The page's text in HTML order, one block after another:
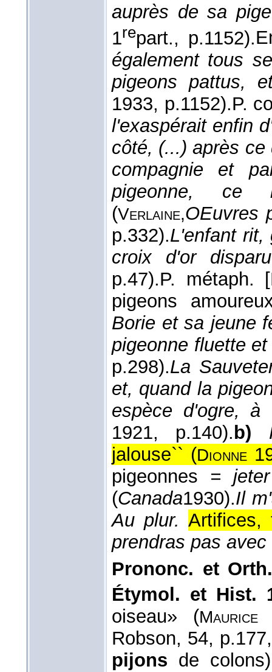
auprès de sa
1repart., p.1152).
également tous
pigeons pattus,
1933, p.1152).P.
l'exaspérait enfin
côté, (...) après
compagnie et
pigeonne, ce
(Verlaine,OEuvres
p.332).L'enfant rit,
croix d'or
p.47).P. métaph.
pigeons
Borie et sa jeune
pigeonne fluette
p.298).La
et, quand la
espèce d'ogre, à
1921, p.140). b)
jalouse`` (Dionne
pigeonnes =
(Canada1930).Il
Au plur. Artifices,
prendras pas
Prononc. et
Étymol. et Hist.
oiseau» (
Robson, 54,
pijons de